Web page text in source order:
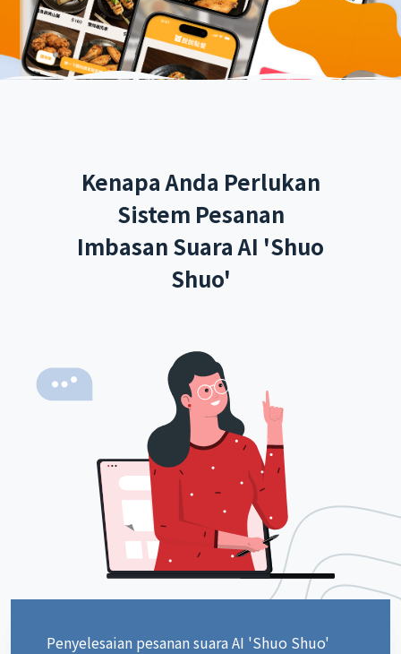
Kenapa Anda Perlukan
Sistem Pesanan
Imbasan Suara AI 'Shuo
Shuo'
Penyelesaian pesanan suara AI 'Shuo Shuo'